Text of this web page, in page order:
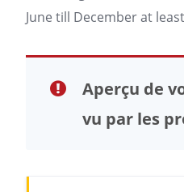
June till December at
Aperçu de
vu par les